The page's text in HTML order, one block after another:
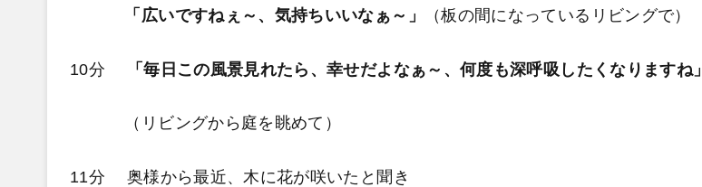
「広いですねぇ～、気持ちいいなぁ～」 （板の間になっているリビングで）
10分 「毎日この風景見れたら、幸せだよなぁ～、何度も深呼吸したくなりますね」
（リビングから庭を眺めて）
11分 奥様から最近、木に花が咲いたと聞き